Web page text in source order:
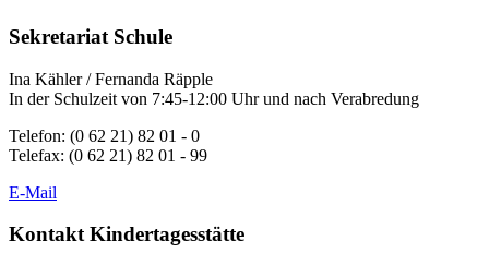
Sekretariat Schule
Ina Kähler / Fernanda Räpple
In der Schulzeit von 7:45-12:00 Uhr und nach Verabredung
Telefon: (0 62 21) 82 01 - 0
Telefax: (0 62 21) 82 01 - 99
E-Mail
Kontakt Kindertagesstätte